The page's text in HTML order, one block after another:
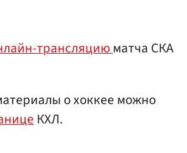
трансляциюматча СКА
о хоккее можно
КХЛ.